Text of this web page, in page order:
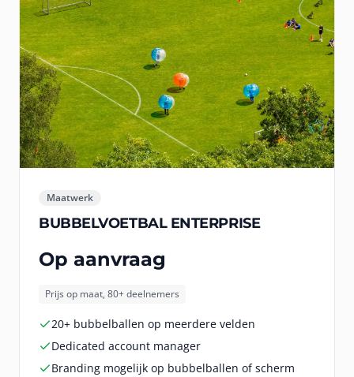
Maatwerk
BUBBELVOETBAL ENTERPRISE
Op aanvraag
Prijs op maat, 80+ deelnemers
20+ bubbelballen op meerdere velden
Dedicated account manager
Branding mogelijk op bubbelballen of scherm